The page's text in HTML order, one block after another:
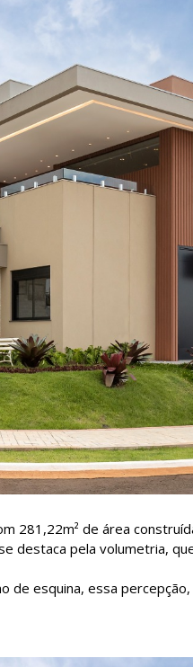
281,22m² de área
destaca pela volumetria,
de esquina, essa